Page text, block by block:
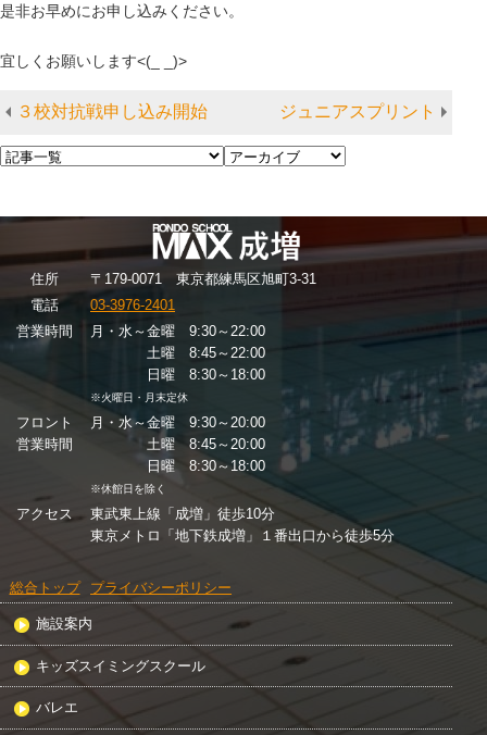
是非お早めにお申し込みください。
宜しくお願いします<(_ _)>
３校対抗戦申し込み開始 ジュニアスプリント
住所
〒179-0071 東京都練馬区旭町3-31
電話
03-3976-2401
営業時間
月・水～金曜 9:30～22:00
土曜 8:45～22:00
日曜 8:30～18:00
※火曜日・月末定休
フロント
営業時間
月・水～金曜 9:30～20:00
土曜 8:45～20:00
日曜 8:30～18:00
※休館日を除く
アクセス
東武東上線「成増」徒歩10分
東京メトロ「地下鉄成増」１番出口から徒歩5分
総合トップ プライバシーポリシー
施設案内
キッズスイミングスクール
バレエ